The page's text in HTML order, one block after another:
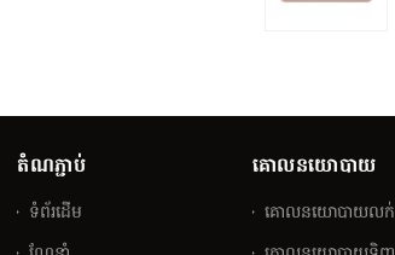
តំណភ្ជាប់
ទំព័រដើម
គោលនយោបាយ
គោលនយោបាយលក់